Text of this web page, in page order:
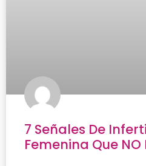
7 Señales De
Femenina Que